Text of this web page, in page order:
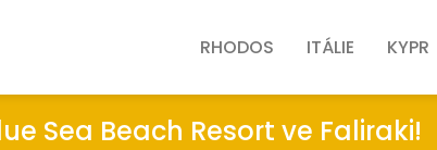
RHODOS ITÁLIE KYPR
Sea Beach Resort ve Faliraki!